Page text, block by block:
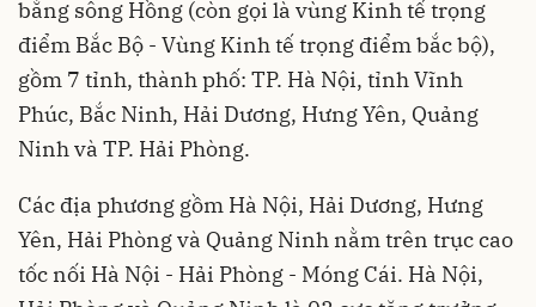
bằng sông Hồng (còn gọi là vùng Kinh tế trọng
điểm Bắc Bộ - Vùng Kinh tế trọng điểm bắc bộ),
gồm 7 tỉnh, thành phố: TP. Hà Nội, tỉnh Vĩnh
Phúc, Bắc Ninh, Hải Dương, Hưng Yên, Quảng
Ninh và TP. Hải Phòng.
Các địa phương gồm Hà Nội, Hải Dương, Hưng
Yên, Hải Phòng và Quảng Ninh nằm trên trục cao
tốc nối Hà Nội - Hải Phòng - Móng Cái. Hà Nội,